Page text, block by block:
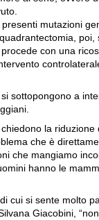
mutazioni
poi,
con una
sottopongono a
la
che è
che mangiamo
hanno le
cui si sente molto
Giacobini,